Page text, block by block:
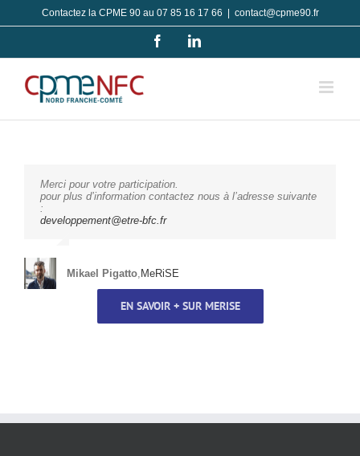
au
Contactez la CPME 90 au 07 85 16 17 66 contact@cpme90.fr
FacebookLinkedIn
Merci pour votre participation.
pour plus d’information contactez nous à l’adresse suivante
:
developpement@etre-bfc.fr
Mikael Pigatto MeRiSE
EN SAVOIR + SUR MERISE